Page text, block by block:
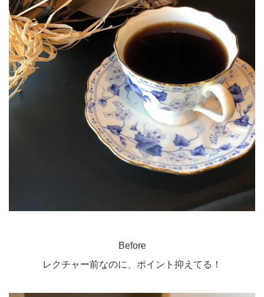
Before
レクチャー前なのに、ポイント抑えてる！